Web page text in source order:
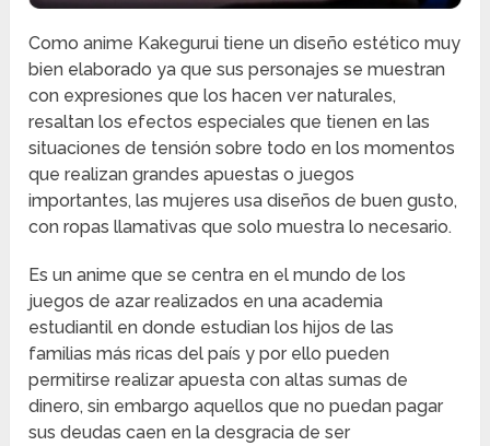
Como anime Kakegurui tiene un diseño estético muy
bien elaborado ya que sus personajes se muestran
con expresiones que los hacen ver naturales,
resaltan los efectos especiales que tienen en las
situaciones de tensión sobre todo en los momentos
que realizan grandes apuestas o juegos
importantes, las mujeres usa diseños de buen gusto,
con ropas llamativas que solo muestra lo necesario.
Es un anime que se centra en el mundo de los
juegos de azar realizados en una academia
estudiantil en donde estudian los hijos de las
familias más ricas del país y por ello pueden
permitirse realizar apuesta con altas sumas de
dinero, sin embargo aquellos que no puedan pagar
sus deudas caen en la desgracia de ser